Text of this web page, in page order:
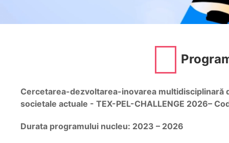
Cercetarea-dezvoltarea-inovarea
societale actuale - TEX-PEL-CHALLENGE 2026–
Durata programului nucleu: 2023 – 2026